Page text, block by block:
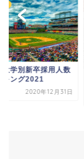
ー大学別新卒採用人